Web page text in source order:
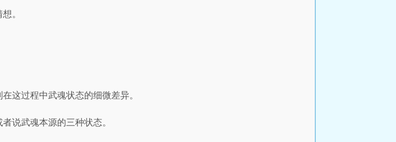
。
这过程中武魂状态的细微差异。
说武魂本源的三种状态。